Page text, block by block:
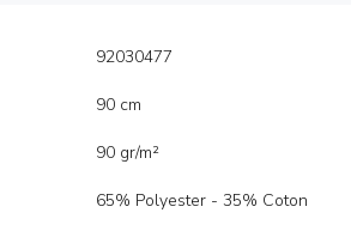
92030477
90 cm
90 gr/m²
65% Polyester - 35% Coton